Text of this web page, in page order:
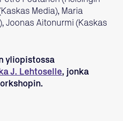
Media), Maria
Joonas Aitonurmi (Kaskas
yliopistossa
J. Lehtoselle, jonka